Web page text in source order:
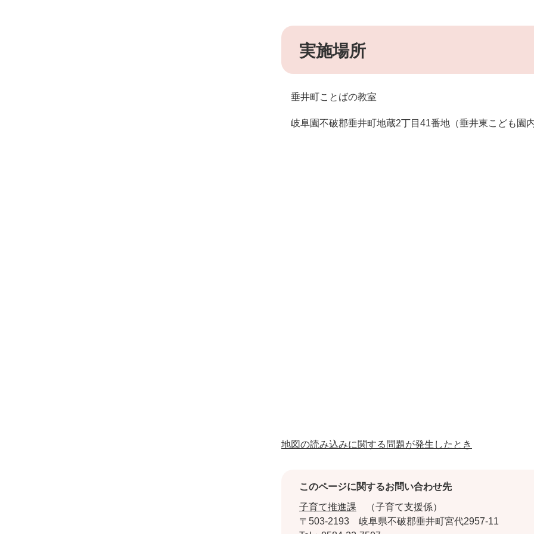
実施場所
垂井町ことばの教室
岐阜園不破郡垂井町地蔵2丁目41番地（垂井東こども園
地図の読み込みに関する問題が発生したとき
このページに関するお問い合わせ先
子育て推進課
子育て支援係
〒503-2193
岐阜県不破郡垂井町宮代2957-11